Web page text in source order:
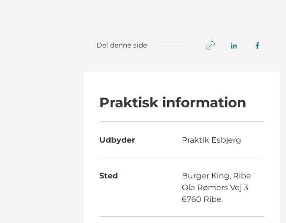
Del denne side
Praktisk information
Udbyder Praktik Esbjerg
Sted
Burger King, Ribe
Ole Rømers Vej 3
6760 Ribe